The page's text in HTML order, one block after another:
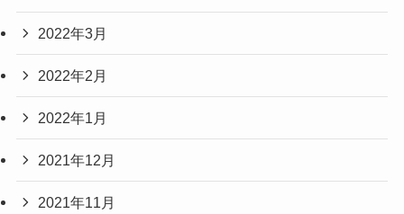
2022年3月
2022年2月
2022年1月
2021年12月
2021年11月